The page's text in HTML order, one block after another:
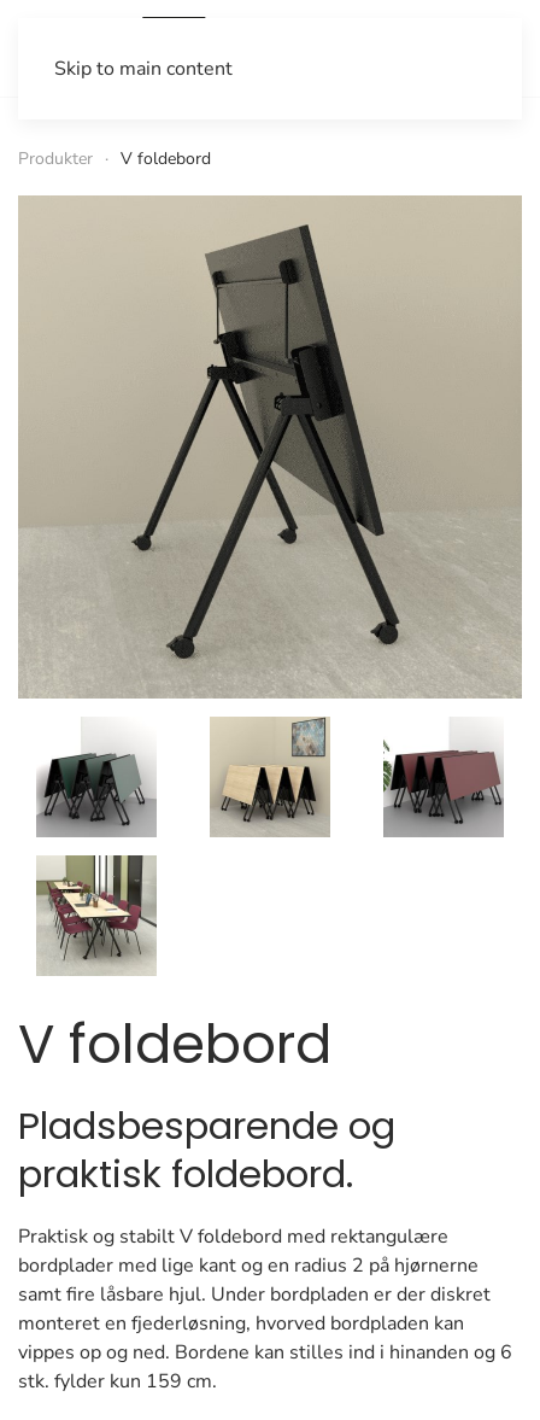
Skip to main content
Produkter V foldebord
V foldebord
Pladsbesparende og
praktisk foldebord.
Praktisk og stabilt V foldebord med rektangulære
bordplader med lige kant og en radius 2 på hjørnerne
samt fire låsbare hjul. Under bordpladen er der diskret
monteret en fjederløsning, hvorved bordpladen kan
vippes op og ned. Bordene kan stilles ind i hinanden og 6
stk. fylder kun 159 cm.